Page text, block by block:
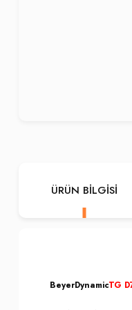
ÜRÜN BILGISI
BeyerDynamicTG